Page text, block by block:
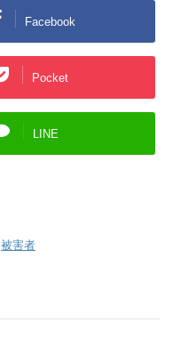
Facebook
Pocket
LINE
被害者